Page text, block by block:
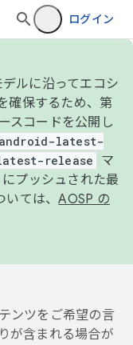
ログイン
ルに沿ってエコシ
確保するため、第
スコードを公開し
android-latest-
release
マ
プッシュされた最
いては、AOSP の
ンツをご希望の言
が含まれる場合が